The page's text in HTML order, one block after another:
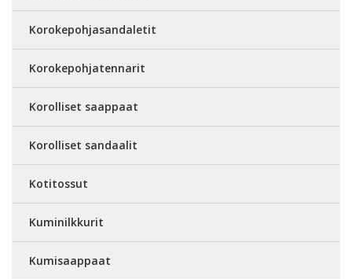
Korokepohjasandaletit
Korokepohjatennarit
Korolliset saappaat
Korolliset sandaalit
Kotitossut
Kuminilkkurit
Kumisaappaat